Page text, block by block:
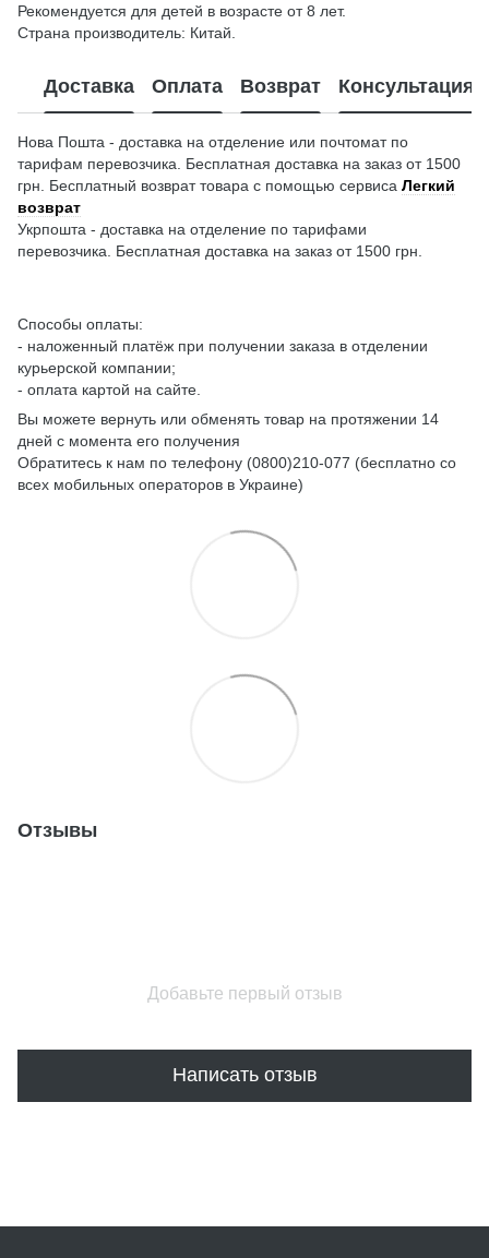
Рекомендуется для детей в возрасте от 8 лет.
Страна производитель: Китай.
Доставка Оплата Возврат Консультация
Нова Пошта - доставка на отделение или почтомат по
тарифам перевозчика. Бесплатная доставка на заказ от 1500
грн. Бесплатный возврат товара с помощью сервиса Легкий
возврат
Укрпошта - доставка на отделение по тарифами
перевозчика. Бесплатная доставка на заказ от 1500 грн.
Способы оплаты:
- наложенный платёж при получении заказа в отделении
курьерской компании;
- оплата картой на сайте.
Вы можете вернуть или обменять товар на протяжении 14
дней с момента его получения
Обратитесь к нам по телефону (0800)210-077 (бесплатно со
всех мобильных операторов в Украине)
Отзывы
Добавьте первый отзыв
Написать отзыв